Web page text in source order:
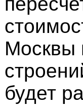
Москвы
будет